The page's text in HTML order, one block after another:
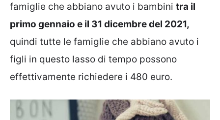
famiglie che abbiano avuto i bambini tra il
primo gennaio e il 31 dicembre del 2021,
quindi tutte le famiglie che abbiano avuto i
figli in questo lasso di tempo possono
effettivamente richiedere i 480 euro.